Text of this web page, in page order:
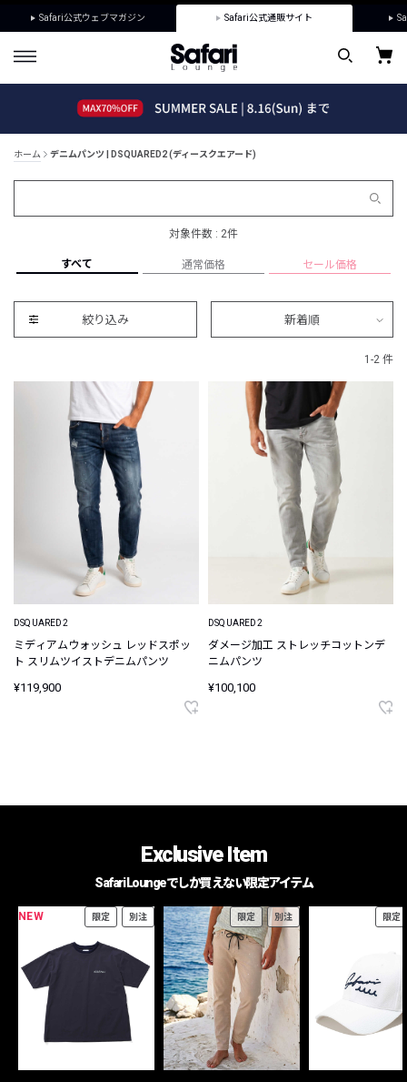
Safari公式ウェブマガジン Safari公式通販サイト
ホーム デニムパンツ | DSQUARED2 (ディースクエアード)
対象件数 : 2件
すべて 通常価格 セール価格
絞り込み 新着順
1-2 件
DSQUARED2
ミディアムウォッシュ レッドスポッ
ト スリムツイストデニムパンツ
¥119,900
DSQUARED2
ダメージ加工 ストレッチコットンデ
ニムパンツ
¥100,100
Exclusive Item
Safari Loungeでしか買えない限定アイテム
NEW 限定 別注 限定 別注 限定